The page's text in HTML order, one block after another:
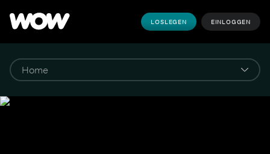
LOSLEGEN EINLOGGEN